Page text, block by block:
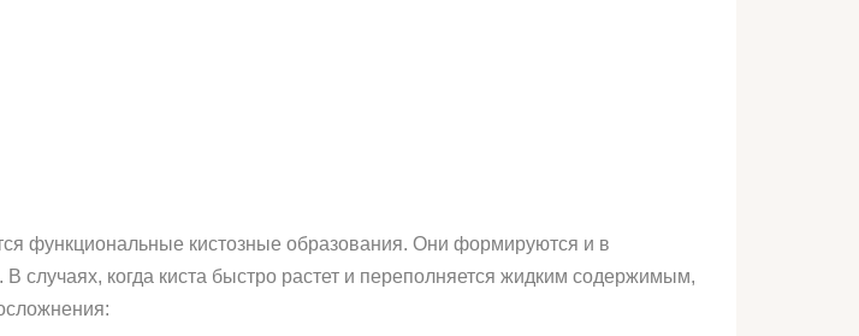
функциональные кистозные образования. Они формируются и в
случаях, когда киста быстро растет и переполняется жидким содержимым,